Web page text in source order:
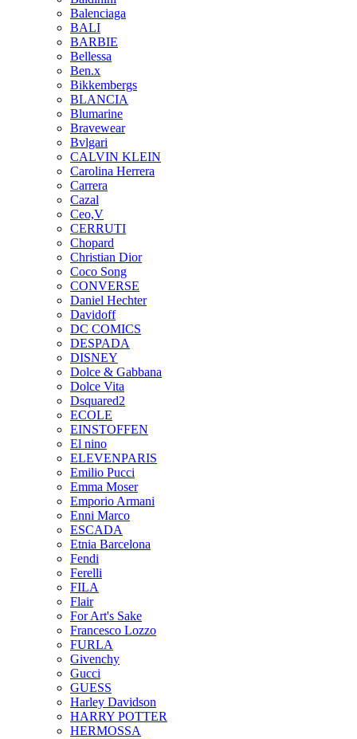
Balenciaga
BALI
BARBIE
Bellessa
Ben.x
Bikkembergs
BLANCIA
Blumarine
Bravewear
Bvlgari
CALVIN KLEIN
Carolina Herrera
Carrera
Cazal
Ceo,V
CERRUTI
Chopard
Christian Dior
Coco Song
CONVERSE
Daniel Hechter
Davidoff
DC COMICS
DESPADA
DISNEY
Dolce & Gabbana
Dolce Vita
Dsquared2
ECOLE
EINSTOFFEN
El nino
ELEVENPARIS
Emilio Pucci
Emma Moser
Emporio Armani
Enni Marco
ESCADA
Etnia Barcelona
Fendi
Ferelli
FILA
Flair
For Art's Sake
Francesco Lozzo
FURLA
Givenchy
Gucci
GUESS
Harley Davidson
HARRY POTTER
HERMOSSA